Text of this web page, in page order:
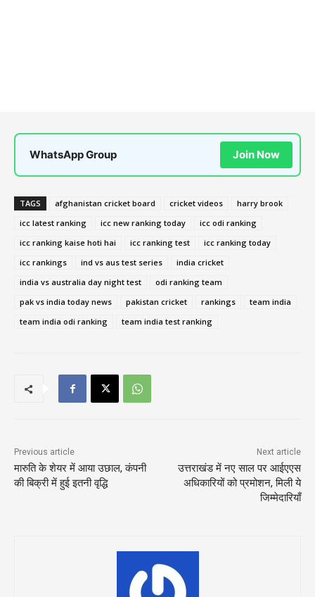
WhatsApp Group Join Now
TAGS afghanistan cricket board cricket videos
harry brook
icc latest ranking
icc new ranking today
icc odi ranking
icc ranking kaise hoti hai
icc ranking test
icc ranking today
icc rankings
ind vs aus test series
india cricket
india vs australia day night test
odi ranking team
pak vs india today news
pakistan cricket rankings
team india
team india odi ranking
team india test ranking
Previous article
मारुति के शेयर में आया उछाल, कंपनी
की बिक्री में हुई इतनी वृद्धि
Next article
उत्तराखंड में नए साल पर आईएएस
अधिकारियों को प्रमोशन, मिली ये
जिम्मेदारियाँ